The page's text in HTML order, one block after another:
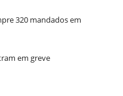
320 mandados em
em greve